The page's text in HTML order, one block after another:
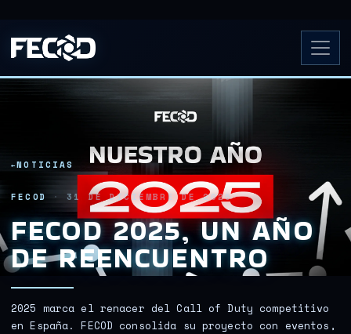
NOTICIAS
FECOD · 31 DE DICIEMBRE DE 2025
FECOD 2025, UN AÑO
DE REENCUENTRO
2025 marca el renacer del Call of Duty competitivo
en España. FECOD consolida su proyecto con eventos,